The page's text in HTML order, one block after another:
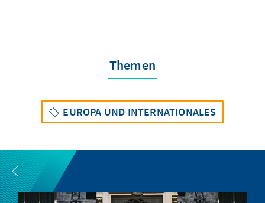
Themen
EUROPA UND INTERNATIONALES